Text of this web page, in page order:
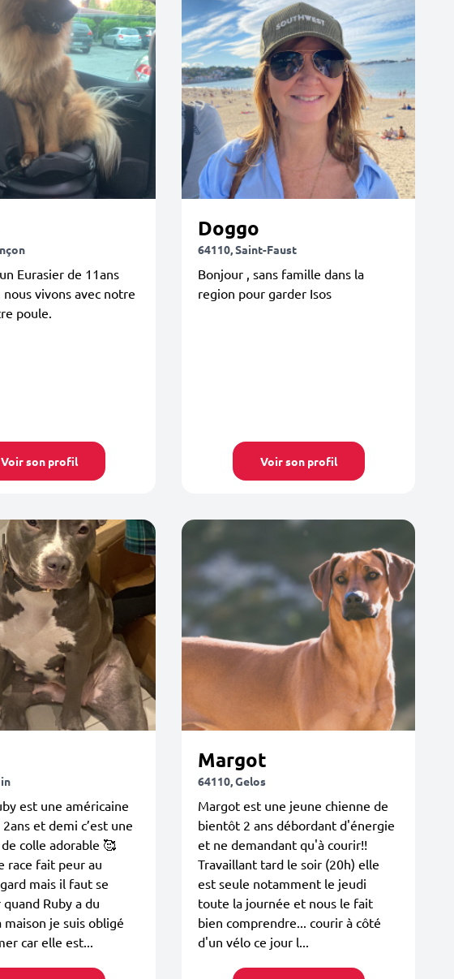
Eurasier de 11ans
vivons avec notre
poule.
Voir son profil
Doggo
64110, Saint-Faust
Bonjour , sans famille dans la
region pour garder Isos
Voir son profil
est une américaine
et demi c’est une
colle adorable 🥰
race fait peur au
mais il faut se
Ruby a du
maison je suis obligé
car elle est...
Margot
64110, Gelos
Margot est une jeune chienne de
bientôt 2 ans débordant d'énergie
et ne demandant qu'à courir!!
Travaillant tard le soir (20h) elle
est seule notamment le jeudi
toute la journée et nous le fait
bien comprendre... courir à côté
d'un vélo ce jour l...